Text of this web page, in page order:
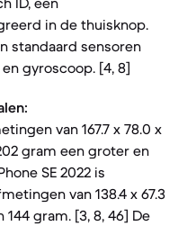
in de thuisknop.
standaard sensoren
gyroscoop. [4, 8]
van 167.7 x 78.0 x
gram een groter en
SE 2022 is
van 138.4 x 67.3
gram. [3, 8, 46] De